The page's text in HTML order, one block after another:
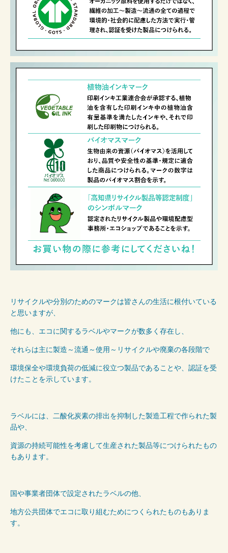
リサイクルや分別のためのマークは皆さんの生活に根付いている
と思いますが、
他にも、エコに関するラベルやマークが数多く存在し、
それらは主に製造～流通～使用～リサイクルや廃棄の各段階で
環境保全や環境負荷の低減に役立つ製品であることや、認証を受
けたことを示しています。
ラベルには、二酸化炭素の排出を抑制した製造工程で作られた製
品や、
資源の持続可能性を考慮して生産された製品等につけられたもの
もあります。
国や事業者団体で設定されたラベルの他、
地方公共団体でエコに取り組むためにつくられたものもありま
す。